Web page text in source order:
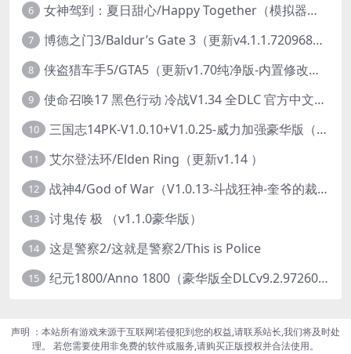
6 女神驾到：夏日甜心/Happy Together（模拟器版-升级豪华终极珍藏版+全DLC）
7 博德之门3/Baldur’s Gate 3（更新v4.1.1.7209685）
8 侠盗猎车手5/GTA5（更新v1.70纯净版-内置修改器+通关存档）
9 使命召唤17 黑色行动 冷战V1.34 全DLC 官方中文版COD17
10 三国志14PK-V1.0.10+V1.0.25-威力加强豪华版（武将面容套装-全DLC+季票+特典+中文语音+编辑修改器）
11 艾尔登法环/Elden Ring（更新v1.14 ）
12 战神4/God of War（V1.0.13-斗战狂神-奎爷的裁决+全DLC）
13 讨鬼传 极 （v1.1.0豪华版）
14 这是警察2/这就是警察2/This is Police
15 纪元1800/Anno 1800（豪华版全DLCv9.2.972600）
声明 ：本站所有游戏来源于互联网!若侵犯到您的权益,请联系站长,我们将及时处
理。 若您需要使用非免费的软件或服务,请购买正版授权并合法使用。